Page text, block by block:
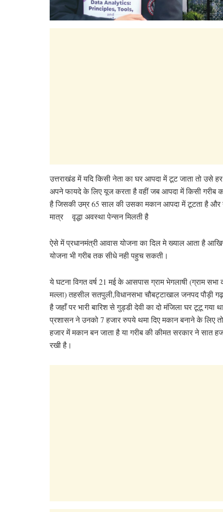
उत्तराखंड में यदि किसी नेता का घर आपदा में टूट जाता तो उसे
अपने फायदे के लिए यूज करता है वहीं जब आपदा में किसी गरीब
है जिसकी उम्र 65 साल की उसका मकान आपदा में टूटता है
मात्र वृद्धा अवस्था पेन्सन मिलती है
ऐसे में प्रधानमंत्री आवास योजना का दिल मे ख्याल आता है
योजना भी गरीब तक सीधे नही पहुच सकती।
ये घटना विगत वर्ष 21 मई के आसपास ग्राम भेगलाषी (ग्राम सभा
मल्ला) तहसील सतपुली,विधानसभा चौबट्टाखाल जनपद पौड़ी
है जहाँ पर भारी बारिश से गुड्डी देवी का दो मंजिला घर टूटू गया
प्रशासन ने उनको 7 हजार रुपये थमा दिए मकान बनाने के लिए
हजार में मकान बन जाता है या गरीब की कीमत सरकार ने सात
रखी है।